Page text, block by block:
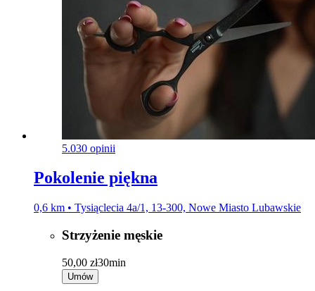
5.030 opinii
Pokolenie piękna
0,6 km • Tysiąclecia 4a/1, 13-300, Nowe Miasto Lubawskie
Strzyżenie męskie
50,00 zł30min
Umów